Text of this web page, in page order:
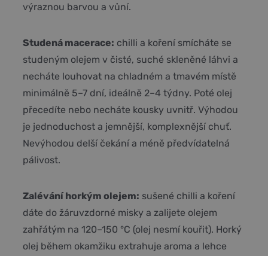
výraznou barvou a vůní.
Studená macerace: chilli a koření smícháte se
studeným olejem v čisté, suché skleněné láhvi a
necháte louhovat na chladném a tmavém místě
minimálně 5–7 dní, ideálně 2–4 týdny. Poté olej
přecedíte nebo necháte kousky uvnitř. Výhodou
je jednoduchost a jemnější, komplexnější chuť.
Nevýhodou delší čekání a méně předvídatelná
pálivost.
Zalévání horkým olejem: sušené chilli a koření
dáte do žáruvzdorné misky a zalijete olejem
zahřátým na 120–150 °C (olej nesmí kouřit). Horký
olej během okamžiku extrahuje aroma a lehce